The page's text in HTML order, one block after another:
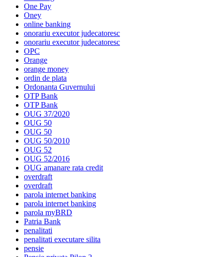
One Pay
Oney
online banking
onorariu executor judecatoresc
onorariu executor judecatoresc
OPC
Orange
orange money
ordin de plata
Ordonanta Guvernului
OTP Bank
OTP Bank
OUG 37/2020
OUG 50
OUG 50
OUG 50/2010
OUG 52
OUG 52/2016
OUG amanare rata credit
overdraft
overdraft
parola internet banking
parola internet banking
parola myBRD
Patria Bank
penalitati
penalitati executare silita
pensie